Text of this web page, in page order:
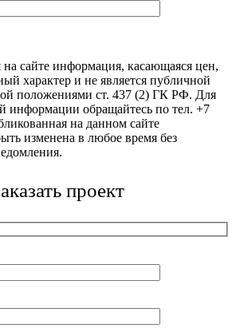
на сайте информация, касающаяся цен,
характер и не является публичной
положениями ст. 437 (2) ГК РФ. Для
информации обращайтесь по тел. +7
на данном сайте
изменена в любое время без
проект